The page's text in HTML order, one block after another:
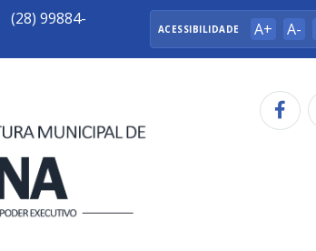
(28) 99884-
ACESSIBILIDADE A+ A-